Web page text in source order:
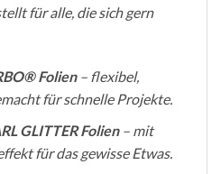
für alle, die sich gern
Folien– flexibel,
für schnelle Projekte.
GLITTER Folien– mit
für das gewisse Etwas.